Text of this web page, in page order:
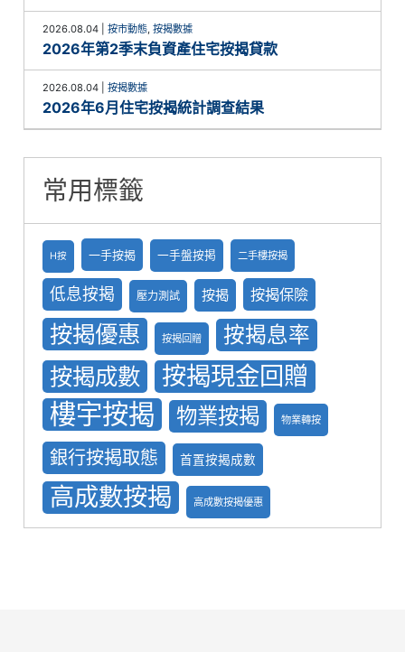
2026.08.04 |按市動態,按揭數據
2026年第2季末負資產住宅按揭貸款
2026.08.04 |按揭數據
2026年6月住宅按揭統計調查結果
常用標籤
H按 一手按揭 一手盤按掲 二手樓按揭
低息按揭 壓力測試 按揭 按揭保險
按揭優惠 按揭回贈 按揭息率
按揭成數 按揭現金回贈
樓宇按揭 物業按揭 物業轉按
銀行按揭取態 首置按揭成數
高成數按揭 高成數按揭優惠